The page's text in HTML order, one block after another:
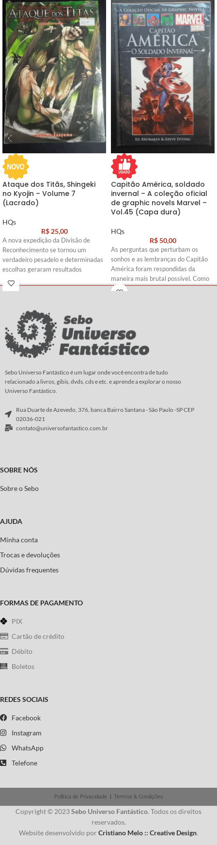
Ataque dos Titãs, Shingeki
no Kyojin – Volume 7
(Lacrado)
HQs
R$25,00
A nova expedição da Divisão de
Reconhecimento se tornou um
verdadeiro pesadelo e determinadas
escolhas geraram resultados
irreparáveis…
Roteiro e
Capitão América, soldado
invernal – A coleção oficial
de graphic novels Marvel –
Vol.45 (Capa dura)
HQs
R$50,00
As perguntas que perturbam os
sonhos e as lembranças do Capitão
América foram respondidas da
maneira mais brutal possível. Como
se não bastasse, no auge dos
jamais poderão ser curadas.
Roteiro:Ed Brubaker
Sebo Universo Fantástico é um lugar onde você encontra de tudo
relacionado a livros, gibis, dvds, cds e etc. e aprende a explorar o nosso
Universo Fantástico.
Rua Duarte de Azevedo, 376, banca Bairro Santana - São Paulo -SP CEP
02036-021
contato@universofantastico.com.br
SOBRE NÓS
Sobre o Sebo
AJUDA
Minha conta
Trocas e devoluções
Dúvidas frequentes
FORMAS DE PAGAMENTO
PIX
Cartão de crédito
Débito
Boletos
REDES SOCIAIS
Facebook
Instagram
WhatsApp
Telefone
Política de Privacidade | Termos & Condições
Copyright © 2023Sebo Universo Fantástico. Todos os direitos
reservados.
Website desenvolvido por Cristiano Melo :: Creative Design.